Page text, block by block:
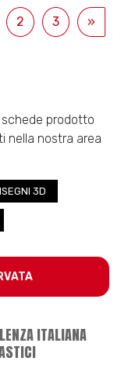
2 3 »
prodotto
nella nostra area
3D
ITALIANA